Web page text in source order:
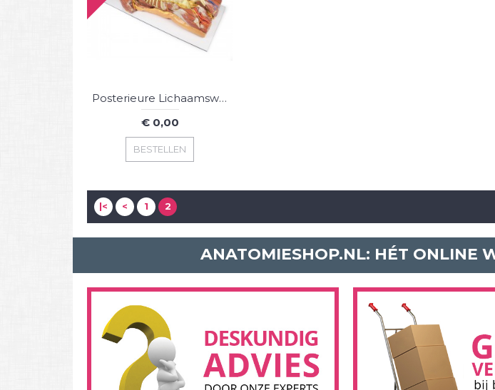
Posterieure Lichaamswand/Ventrale Diepe Dissectie, 3D Print
€ 0,00
BESTELLEN
|< < 1 2
ANATOMIESHOP.NL: HÉT ONLINE